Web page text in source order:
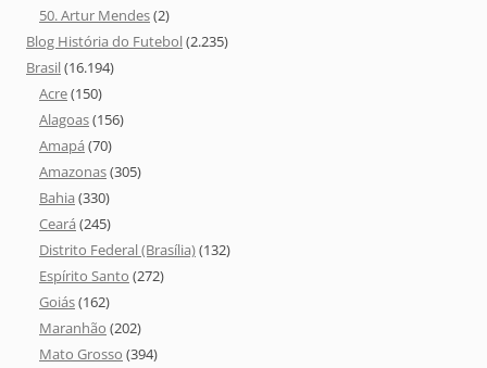
50. Artur Mendes(2)
Blog História do Futebol(2.235)
Brasil(16.194)
Acre(150)
Alagoas(156)
Amapá (70)
Amazonas(305)
Bahia (330)
Ceará (245)
Distrito Federal (Brasília)(132)
Espírito Santo (272)
Goiás(162)
Maranhão (202)
Mato Grosso (394)